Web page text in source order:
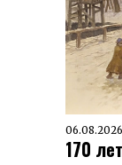
06.08.2026
170